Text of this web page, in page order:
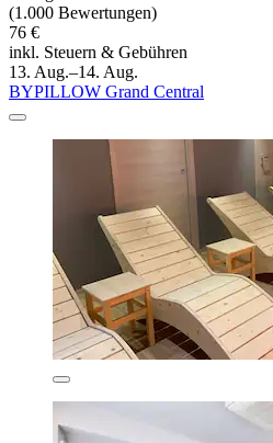
(1.000 Bewertungen)
76 €
inkl. Steuern & Gebühren
13. Aug.–14. Aug.
BYPILLOW Grand Central